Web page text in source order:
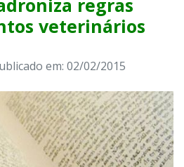
regras
veterinários
em: 02/02/2015